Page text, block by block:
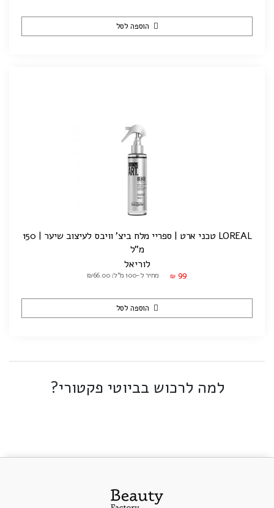
הוספה לסל
LOREAL טכני ארט | ספריי מלח ביצ' וויבס לעיצוב שיער | 150
מ"ל
לוריאל
₪ 99 מחיר ל-100 מ"ל: ₪66.00
הוספה לסל
למה לרכוש בביוטי פקטורי?